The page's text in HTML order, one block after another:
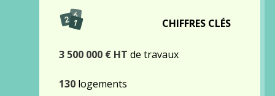
CHIFFRES CLÉS
3 500 000 € HT de travaux
130 logements